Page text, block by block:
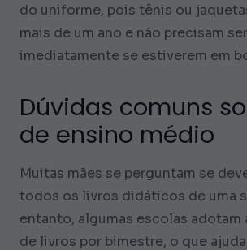
do uniforme, pois tênis ou
mais de um ano e não precisam
imediatamente se estiverem em
Dúvidas comuns
de ensino médio
Muitas mães se perguntam se
todos os livros didáticos de uma
entanto, algumas escolas
de livros por bimestre, o que